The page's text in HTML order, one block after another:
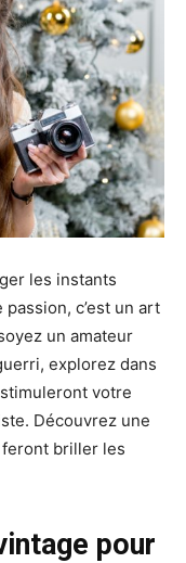
les instants
c’est un art
un amateur
explorez dans
votre
Découvrez une
briller les
pour